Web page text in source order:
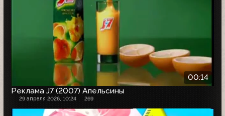
00:14
Реклама J7 (2007) Апельсины
29 апреля 2026, 10:24 269